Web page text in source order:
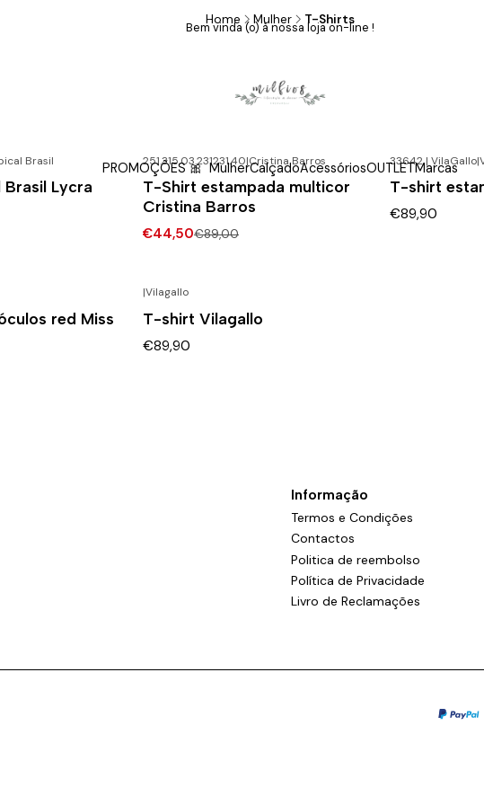
PROMOÇÕES 🎀MulherCalçadoAcessóriosOUTLETMarcas
Bem vinda (o) à nossa loja on-line !
Home Mulher T-Shirts
T-Shirts
Brasil
Brasil Lycra
-50% DESCONTO
251.315.03.231231.40|Cristina Barros
T-Shirt estampada multicor
Cristina Barros
€44,50€89,00
33642 | VilaGallo|
T-shirt
€89,90
red Miss
|Vilagallo
T-shirt Vilagallo
€89,90
Informação
Termos e Condições
Contactos
Politica de reembolso
Política de Privacidade
Livro de Reclamações